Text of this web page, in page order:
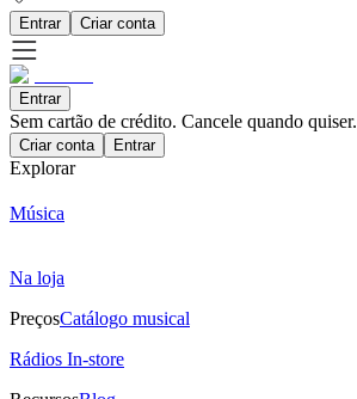
Entrar Criar conta
Entrar
Sem cartão de crédito. Cancele quando quiser.
Criar conta Entrar
Explorar
Música
Na loja
PreçosCatálogo musical
Rádios In-store